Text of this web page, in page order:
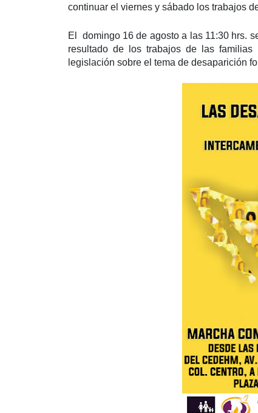
continuar el viernes y sábado los trabajos
El domingo 16 de agosto a las 11:30 hrs.
resultado de los trabajos de las
legislación sobre el tema de desaparición